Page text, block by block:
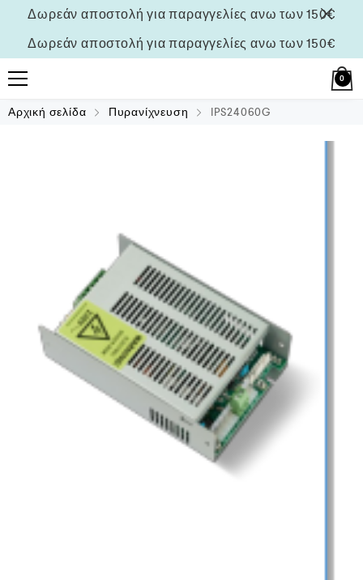
Δωρεάν αποστολή για παραγγελίες ανω των 150€
Δωρεάν αποστολή για παραγγελίες ανω των 150€
0
Αρχική σελίδα Πυρανίχνευση IPS24060G